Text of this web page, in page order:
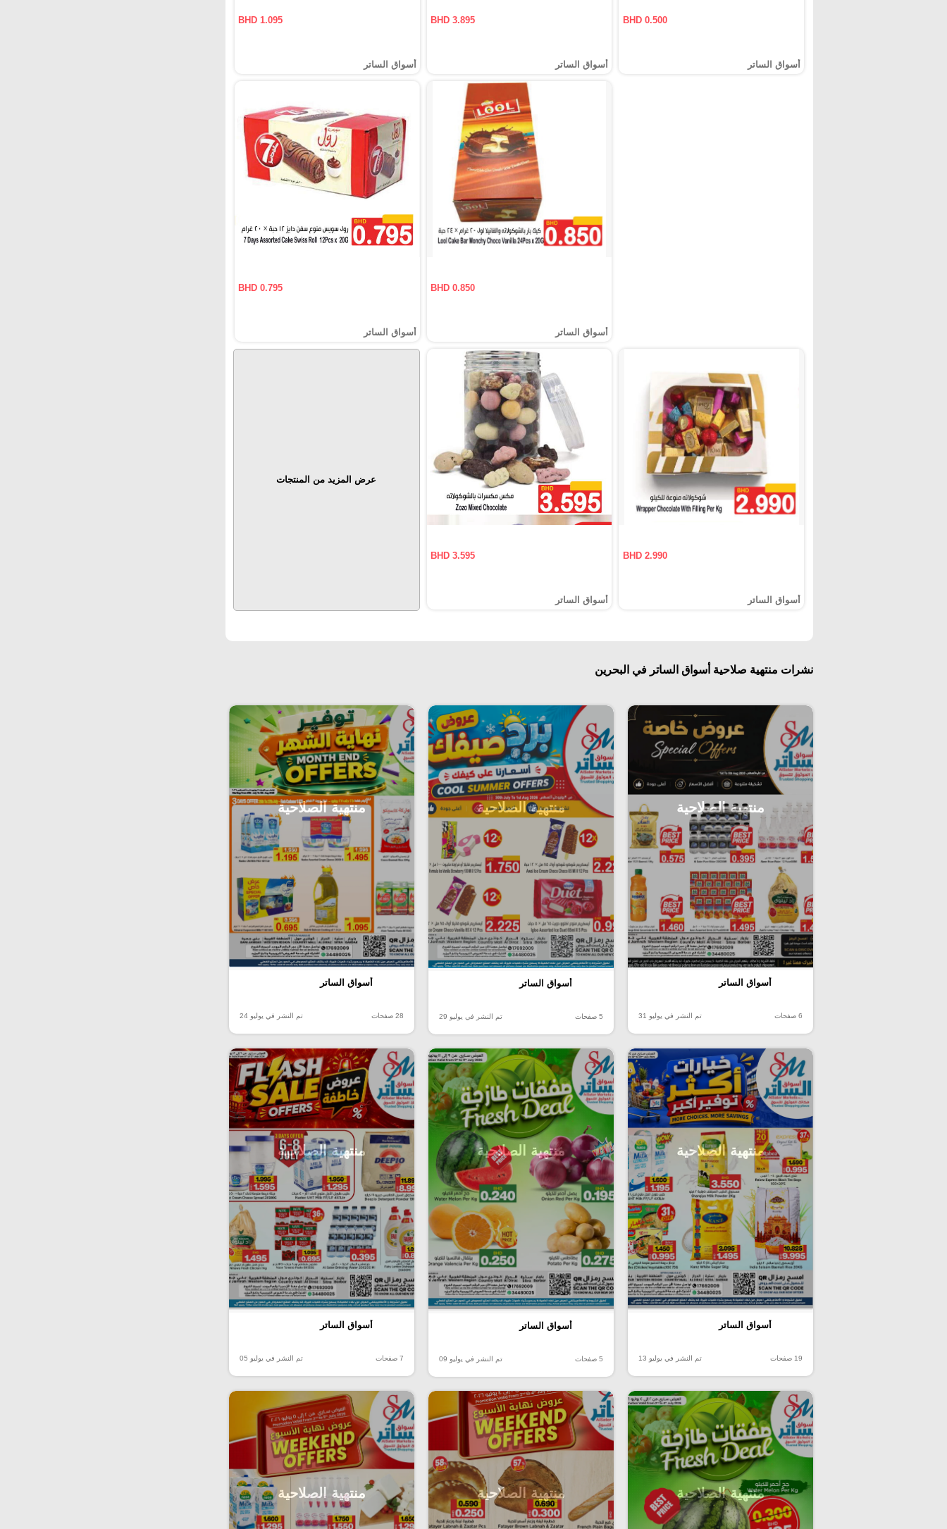
BHD 0.500
أسواق الساتر
BHD 3.895
أسواق الساتر
BHD 1.095
أسواق الساتر
BHD 0.850
أسواق الساتر
BHD 0.795
أسواق الساتر
BHD 2.990
أسواق الساتر
BHD 3.595
أسواق الساتر
عرض المزيد من المنتجات
نشرات منتهية صلاحية أسواق الساتر في البحرين
منتهية الصلاحية
أسواق الساتر
6 صفحات تم النشر في يوليو 31
منتهية الصلاحية
أسواق الساتر
5 صفحات تم النشر في يوليو 29
منتهية الصلاحية
أسواق الساتر
28 صفحات تم النشر في يوليو 24
منتهية الصلاحية
أسواق الساتر
19 صفحات تم النشر في يوليو 13
منتهية الصلاحية
أسواق الساتر
5 صفحات تم النشر في يوليو 09
منتهية الصلاحية
أسواق الساتر
7 صفحات تم النشر في يوليو 05
منتهية الصلاحية منتهية الصلاحية منتهية الصلاحية